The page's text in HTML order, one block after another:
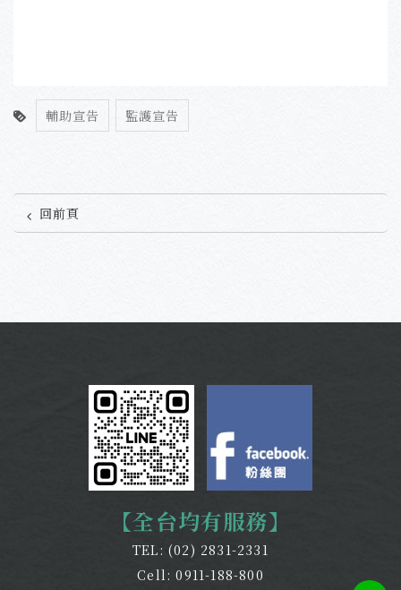
輔助宣告 監護宣告
回前頁
【全台均有服務】
TEL:(02) 2831-2331
Cell:0911-188-800